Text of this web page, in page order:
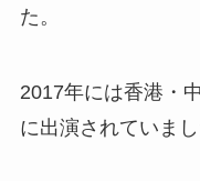
た。
2017年には香港・
に出演されていまし